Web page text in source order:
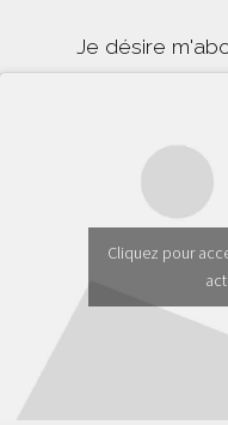
Je désire
Cliquez pour